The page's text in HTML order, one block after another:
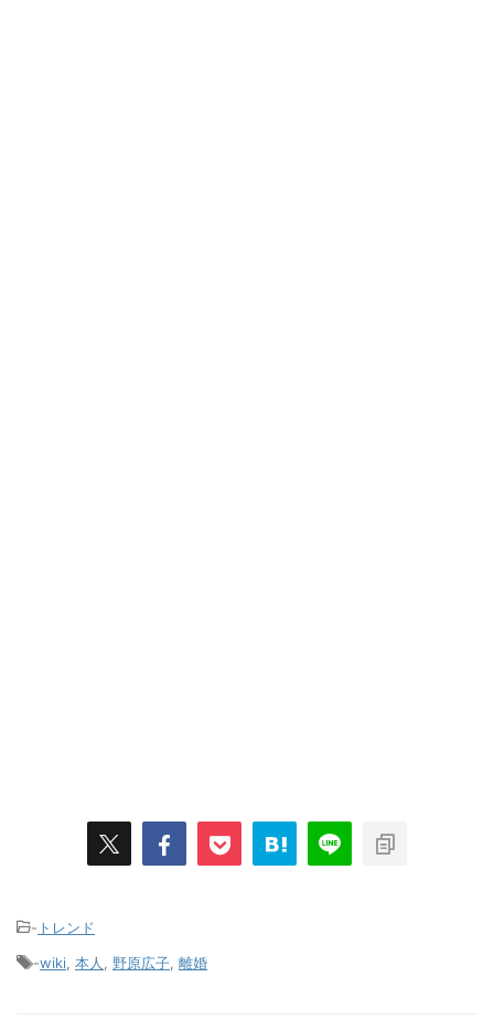
- トレンド
-wiki 本人 野原広子 離婚